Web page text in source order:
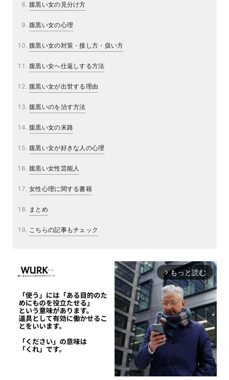
腹黒い女の見分け方
腹黒い女の心理
腹黒い女の対策・接し方・扱い方
腹黒い女へ仕返しする方法
腹黒い女が出世する理由
腹黒いのを治す方法
腹黒い女の末路
腹黒い女が好きな人の心理
腹黒い女性芸能人
女性心理に関する書籍
まとめ
こちらの記事もチェック
arrow_forward_ios もっと読む